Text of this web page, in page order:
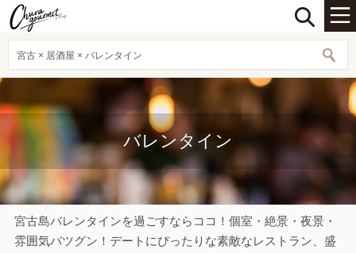
宮古 × 居酒屋 × バレンタイン
バレンタイン
宮古島バレンタインを過ごすならココ！個室・絶景・夜景・
雰囲気バツグン！デートにぴったりな素敵なレストラン、盛